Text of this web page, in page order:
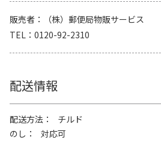
販売者
（株）郵便局物販サービス
TEL
0120-92-2310
配送情報
配送方法
チルド
のし
対応可